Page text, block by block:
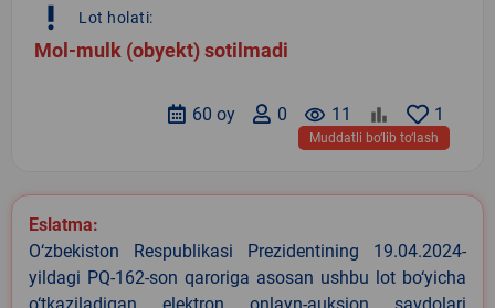
priority_high Lot holati:
Mol-mulk (obyekt) sotilmadi
1
remove_red_eye 11
0
60 oy
Muddatli bo‘lib to‘lash
Eslatma:
O‘zbekiston Respublikasi Prezidentining 19.04.2024-
yildagi PQ-162-son qaroriga asosan ushbu lot bo‘yicha